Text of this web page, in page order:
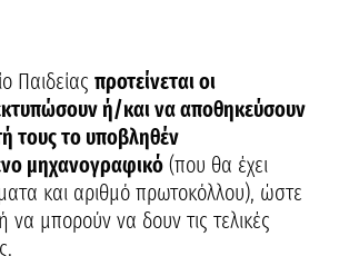
Παιδείας προτείνεται οι
ή/και να αποθηκεύσουν
τους το υποβληθέν
μηχανογραφικό (που θα έχει
και αριθμό πρωτοκόλλου), ώστε
μπορούν να δουν τις τελικές